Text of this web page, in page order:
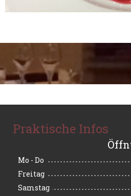
Praktische Infos
Mo - Do
Freitag
Samstag